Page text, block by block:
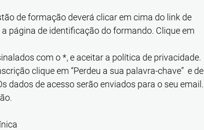
de formação deverá clicar em cima do link de
página de identificação do formando. Clique em
com o *, e aceitar a política de privacidade.
clique em “Perdeu a sua palavra-chave” e de
dados de acesso serão enviados para o seu email.